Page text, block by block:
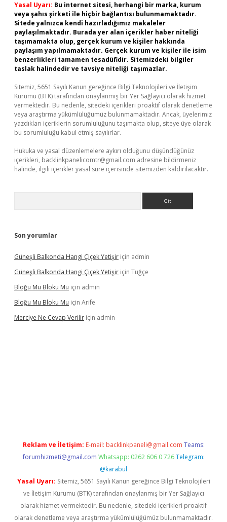
Yasal Uyarı: Bu internet sitesi, herhangi bir marka, kurum
veya şahıs şirketi ile hiçbir bağlantısı bulunmamaktadır.
Sitede yalnızca kendi hazırladığımız makaleler
paylaşılmaktadır. Burada yer alan içerikler haber niteliği
taşımamakta olup, gerçek kurum ve kişiler hakkında
paylaşım yapılmamaktadır. Gerçek kurum ve kişiler ile isim
benzerlikleri tamamen tesadüfidir. Sitemizdeki bilgiler
taslak halindedir ve tavsiye niteliği taşımazlar.
Sitemiz, 5651 Sayılı Kanun gereğince Bilgi Teknolojileri ve İletişim
Kurumu (BTK) tarafından onaylanmış bir Yer Sağlayıcı olarak hizmet
vermektedir. Bu nedenle, sitedeki içerikleri proaktif olarak denetleme
veya araştırma yükümlülüğümüz bulunmamaktadır. Ancak, üyelerimiz
yazdıkları içeriklerin sorumluluğunu taşımakta olup, siteye üye olarak
bu sorumluluğu kabul etmiş sayılırlar.
Hukuka ve yasal düzenlemelere aykırı olduğunu düşündüğünüz
içerikleri, backlinkpanelicomtr@gmail.com adresine bildirmeniz
halinde, ilgili içerikler yasal süre içerisinde sitemizden kaldırılacaktır.
Son yorumlar
Güneşli Balkonda Hangi Çiçek Yetişir için admin
Güneşli Balkonda Hangi Çiçek Yetişir için Tuğçe
Bloğu Mu Bloku Mu için admin
Bloğu Mu Bloku Mu için Arife
Merciye Ne Cevap Verilir için admin
Reklam ve İletişim: E-mail: backlinkpaneli@gmail.com Teams:
forumhizmeti@gmail.com Whatsapp: 0262 606 0 726 Telegram:
@karabul
Yasal Uyarı: Sitemiz, 5651 Sayılı Kanun gereğince Bilgi Teknolojileri
ve İletişim Kurumu (BTK) tarafından onaylanmış bir Yer Sağlayıcı
olarak hizmet vermektedir. Bu nedenle, sitedeki içerikleri proaktif
olarak denetleme veya araştırma yükümlülüğümüz bulunmamaktadır.